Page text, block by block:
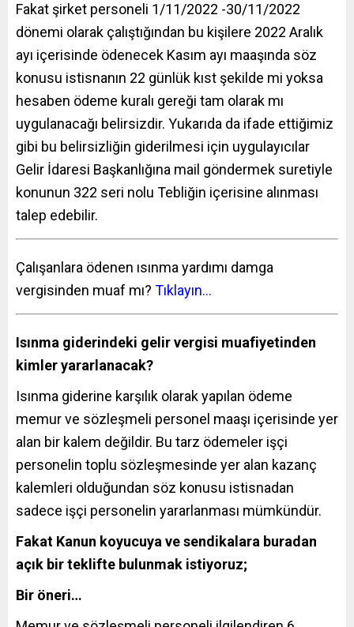
Fakat şirket personeli 1/11/2022 -30/11/2022
dönemi olarak çalıştığından bu kişilere 2022 Aralık
ayı içerisinde ödenecek Kasım ayı maaşında söz
konusu istisnanın 22 günlük kıst şekilde mi yoksa
hesaben ödeme kuralı gereği tam olarak mı
uygulanacağı belirsizdir. Yukarıda da ifade ettiğimiz
gibi bu belirsizliğin giderilmesi için uygulayıcılar
Gelir İdaresi Başkanlığına mail göndermek suretiyle
konunun 322 seri nolu Tebliğin içerisine alınması
talep edebilir.
Çalışanlara ödenen ısınma yardımı damga
vergisinden muaf mı? Tıklayın…
Isınma giderindeki gelir vergisi muafiyetinden
kimler yararlanacak?
Isınma giderine karşılık olarak yapılan ödeme
memur ve sözleşmeli personel maaşı içerisinde yer
alan bir kalem değildir. Bu tarz ödemeler işçi
personelin toplu sözleşmesinde yer alan kazanç
kalemleri olduğundan söz konusu istisnadan
sadece işçi personelin yararlanması mümkündür.
Fakat Kanun koyucuya ve sendikalara buradan
açık bir teklifte bulunmak istiyoruz;
Bir öneri…